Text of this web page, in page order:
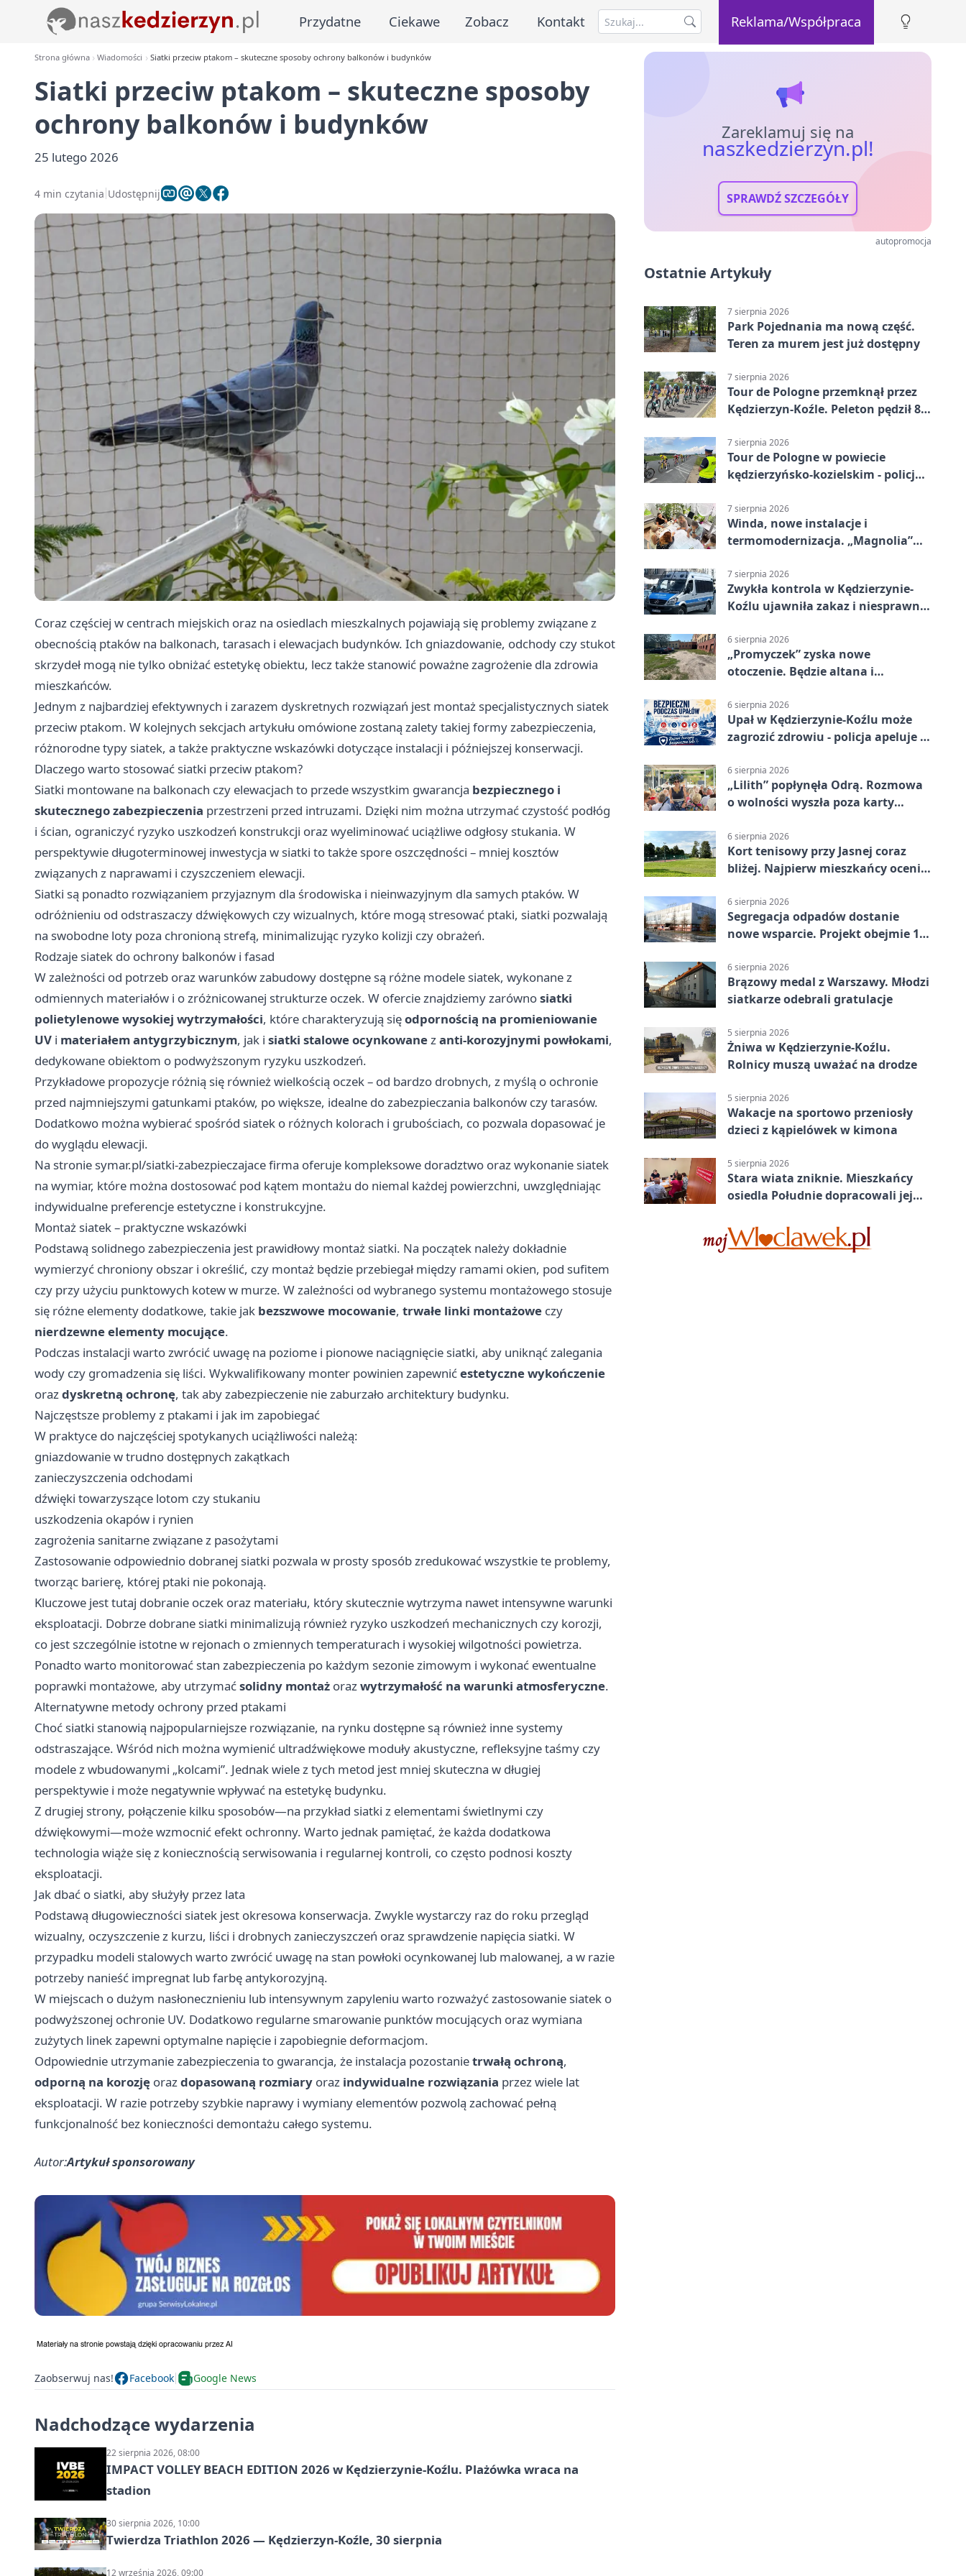
Przydatne Ciekawe Zobacz Kontakt Reklama/Współpraca
Strona główna Wiadomości Siatki przeciw ptakom – skuteczne sposoby ochrony balkonów i budynków
Siatki przeciw ptakom – skuteczne sposoby
ochrony balkonów i budynków
25 lutego 2026
4 min czytania Udostępnij
Coraz częściej w centrach miejskich oraz na osiedlach mieszkalnych pojawiają się problemy związane z
obecnością ptaków na balkonach, tarasach i elewacjach budynków. Ich gniazdowanie, odchody czy stukot
skrzydeł mogą nie tylko obniżać estetykę obiektu, lecz także stanowić poważne zagrożenie dla zdrowia
mieszkańców.
Jednym z najbardziej efektywnych i zarazem dyskretnych rozwiązań jest montaż specjalistycznych siatek
przeciw ptakom. W kolejnych sekcjach artykułu omówione zostaną zalety takiej formy zabezpieczenia,
różnorodne typy siatek, a także praktyczne wskazówki dotyczące instalacji i późniejszej konserwacji.
Dlaczego warto stosować siatki przeciw ptakom?
Siatki montowane na balkonach czy elewacjach to przede wszystkim gwarancja bezpiecznego i
skutecznego zabezpieczenia przestrzeni przed intruzami. Dzięki nim można utrzymać czystość podłóg
i ścian, ograniczyć ryzyko uszkodzeń konstrukcji oraz wyeliminować uciążliwe odgłosy stukania. W
perspektywie długoterminowej inwestycja w siatki to także spore oszczędności – mniej kosztów
związanych z naprawami i czyszczeniem elewacji.
Siatki są ponadto rozwiązaniem przyjaznym dla środowiska i nieinwazyjnym dla samych ptaków. W
odróżnieniu od odstraszaczy dźwiękowych czy wizualnych, które mogą stresować ptaki, siatki pozwalają
na swobodne loty poza chronioną strefą, minimalizując ryzyko kolizji czy obrażeń.
Rodzaje siatek do ochrony balkonów i fasad
W zależności od potrzeb oraz warunków zabudowy dostępne są różne modele siatek, wykonane z
odmiennych materiałów i o zróżnicowanej strukturze oczek. W ofercie znajdziemy zarównosiatki
polietylenowe wysokiej wytrzymałości, które charakteryzują sięodpornością na promieniowanie
UV i materiałem antygrzybicznym, jak i siatki stalowe ocynkowanezanti-korozyjnymi powłokami,
dedykowane obiektom o podwyższonym ryzyku uszkodzeń.
Przykładowe propozycje różnią się również wielkością oczek – od bardzo drobnych, z myślą o ochronie
przed najmniejszymi gatunkami ptaków, po większe, idealne do zabezpieczania balkonów czy tarasów.
Dodatkowo można wybierać spośród siatek o różnych kolorach i grubościach, co pozwala dopasować je
do wyglądu elewacji.
Na stronie symar.pl/siatki-zabezpieczajacefirma oferuje kompleksowe doradztwo oraz wykonanie siatek
na wymiar, które można dostosować pod kątem montażu do niemal każdej powierzchni, uwzględniając
indywidualne preferencje estetyczne i konstrukcyjne.
Montaż siatek – praktyczne wskazówki
Podstawą solidnego zabezpieczenia jest prawidłowy montaż siatki. Na początek należy dokładnie
wymierzyć chroniony obszar i określić, czy montaż będzie przebiegał między ramami okien, pod sufitem
czy przy użyciu punktowych kotew w murze. W zależności od wybranego systemu montażowego stosuje
się różne elementy dodatkowe, takie jak bezszwowe mocowanie, trwałe linki montażowe czy
nierdzewne elementy mocujące.
Podczas instalacji warto zwrócić uwagę na poziome i pionowe naciągnięcie siatki, aby uniknąć zalegania
wody czy gromadzenia się liści. Wykwalifikowany monter powinien zapewnićestetyczne wykończenie
orazdyskretną ochronę, tak aby zabezpieczenie nie zaburzało architektury budynku.
Najczęstsze problemy z ptakami i jak im zapobiegać
W praktyce do najczęściej spotykanych uciążliwości należą:
gniazdowanie w trudno dostępnych zakątkach
zanieczyszczenia odchodami
dźwięki towarzyszące lotom czy stukaniu
uszkodzenia okapów i rynien
zagrożenia sanitarne związane z pasożytami
Zastosowanie odpowiednio dobranej siatki pozwala w prosty sposób zredukować wszystkie te problemy,
tworząc barierę, której ptaki nie pokonają.
Kluczowe jest tutaj dobranie oczek oraz materiału, który skutecznie wytrzyma nawet intensywne warunki
eksploatacji. Dobrze dobrane siatki minimalizują również ryzyko uszkodzeń mechanicznych czy korozji,
co jest szczególnie istotne w rejonach o zmiennych temperaturach i wysokiej wilgotności powietrza.
Ponadto warto monitorować stan zabezpieczenia po każdym sezonie zimowym i wykonać ewentualne
poprawki montażowe, aby utrzymaćsolidny montaż orazwytrzymałość na warunki atmosferyczne.
Alternatywne metody ochrony przed ptakami
Choć siatki stanowią najpopularniejsze rozwiązanie, na rynku dostępne są również inne systemy
odstraszające. Wśród nich można wymienić ultradźwiękowe moduły akustyczne, refleksyjne taśmy czy
modele z wbudowanymi „kolcami”. Jednak wiele z tych metod jest mniej skuteczna w długiej
perspektywie i może negatywnie wpływać na estetykę budynku.
Z drugiej strony, połączenie kilku sposobów—na przykład siatki z elementami świetlnymi czy
dźwiękowymi—może wzmocnić efekt ochronny. Warto jednak pamiętać, że każda dodatkowa
technologia wiąże się z koniecznością serwisowania i regularnej kontroli, co często podnosi koszty
eksploatacji.
Jak dbać o siatki, aby służyły przez lata
Podstawą długowieczności siatek jest okresowa konserwacja. Zwykle wystarczy raz do roku przegląd
wizualny, oczyszczenie z kurzu, liści i drobnych zanieczyszczeń oraz sprawdzenie napięcia siatki. W
przypadku modeli stalowych warto zwrócić uwagę na stan powłoki ocynkowanej lub malowanej, a w razie
potrzeby nanieść impregnat lub farbę antykorozyjną.
W miejscach o dużym nasłonecznieniu lub intensywnym zapyleniu warto rozważyć zastosowanie siatek o
podwyższonej ochronie UV. Dodatkowo regularne smarowanie punktów mocujących oraz wymiana
zużytych linek zapewni optymalne napięcie i zapobiegnie deformacjom.
Odpowiednie utrzymanie zabezpieczenia to gwarancja, że instalacja pozostanietrwałą ochroną,
odporną na korozję orazdopasowaną rozmiary oraz indywidualne rozwiązania przez wiele lat
eksploatacji. W razie potrzeby szybkie naprawy i wymiany elementów pozwolą zachować pełną
funkcjonalność bez konieczności demontażu całego systemu.
Autor:Artykuł sponsorowany
Zaobserwuj nas! Facebook Google News
Nadchodzące wydarzenia
22 sierpnia 2026, 08:00
IMPACT VOLLEY BEACH EDITION 2026 w Kędzierzynie-Koźlu. Plażówka wraca na
stadion
30 sierpnia 2026, 10:00
Twierdza Triathlon 2026 — Kędzierzyn-Koźle, 30 sierpnia
12 września 2026, 09:00
Zareklamuj się na
naszkedzierzyn.pl!
SPRAWDŹ SZCZEGÓŁY
autopromocja
Ostatnie Artykuły
7 sierpnia 2026
Park Pojednania ma nową część.
Teren za murem jest już dostępny
7 sierpnia 2026
Tour de Pologne przemknął przez
Kędzierzyn-Koźle. Peleton pędził 80
7 sierpnia 2026
Tour de Pologne w powiecie
kędzierzyńsko-kozielskim - policja
7 sierpnia 2026
Winda, nowe instalacje i
termomodernizacja. „Magnolia”
7 sierpnia 2026
Zwykła kontrola w Kędzierzynie-
Koźlu ujawniła zakaz i niesprawne
6 sierpnia 2026
„Promyczek” zyska nowe
otoczenie. Będzie altana i
6 sierpnia 2026
Upał w Kędzierzynie-Koźlu może
zagrozić zdrowiu - policja apeluje o
6 sierpnia 2026
„Lilith” popłynęła Odrą. Rozmowa
o wolności wyszła poza karty
6 sierpnia 2026
Kort tenisowy przy Jasnej coraz
bliżej. Najpierw mieszkańcy ocenią
6 sierpnia 2026
Segregacja odpadów dostanie
nowe wsparcie. Projekt obejmie 15
6 sierpnia 2026
Brązowy medal z Warszawy. Młodzi
siatkarze odebrali gratulacje
5 sierpnia 2026
Żniwa w Kędzierzynie-Koźlu.
Rolnicy muszą uważać na drodze
5 sierpnia 2026
Wakacje na sportowo przeniosły
dzieci z kąpielówek w kimona
5 sierpnia 2026
Stara wiata zniknie. Mieszkańcy
osiedla Południe dopracowali jej